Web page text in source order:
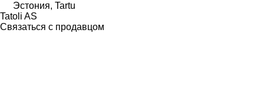
Эстония, Tartu
Tatoli AS
Связаться с продавцом